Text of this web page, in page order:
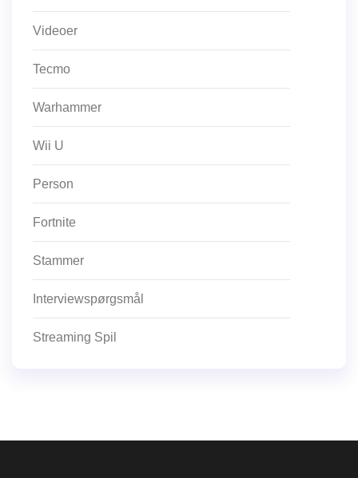
Videoer
Tecmo
Warhammer
Wii U
Person
Fortnite
Stammer
Interviewspørgsmål
Streaming Spil